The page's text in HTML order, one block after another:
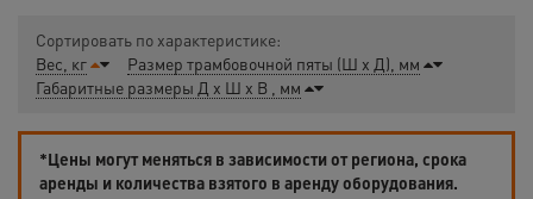
Сортировать по характеристике:
Вес, кг
Размер трамбовочной пяты (Ш x Д), мм
Габаритные размеры Д x Ш x В , мм
*Цены могут меняться в зависимости от региона, срока
аренды и количества взятого в аренду оборудования.